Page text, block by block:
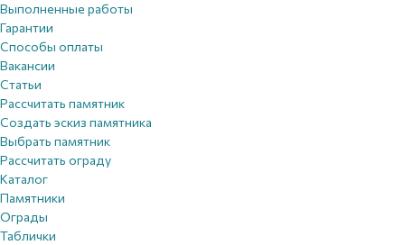
Выполненные работы
Гарантии
Способы оплаты
Вакансии
Статьи
Рассчитать памятник
Создать эскиз памятника
Выбрать памятник
Рассчитать ограду
Каталог
Памятники
Ограды
Таблички